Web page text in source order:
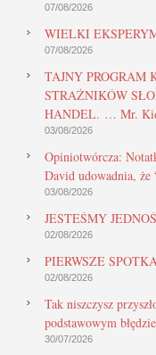
07/08/2026
WIELKI
07/08/2026
TAJNY PROGRAM
STRAŻNIKÓW
HANDEL. … Mr.
03/08/2026
Opiniotwórcza:
David udowadnia,
03/08/2026
JESTEŚMY
02/08/2026
PIERWSZE
02/08/2026
Tak niszczysz
podstawowym błędzie
30/07/2026